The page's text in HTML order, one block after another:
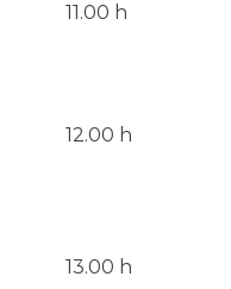
11.00 h
12.00 h
13.00 h